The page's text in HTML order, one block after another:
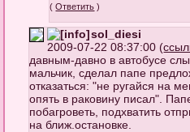
(Ответить )
sol_diesi
2009-07-22 08:37:00 (
давным-давно в автобусе
мальчик, сделал папе
отказаться: "не ругайся на
опять в раковину писал".
побагроветь, подхватить
на ближ.остановке.